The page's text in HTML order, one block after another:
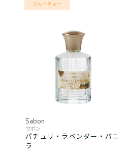
フルーティー
Sabon
サボン
パチュリ・ラベンダー・バニ
ラ